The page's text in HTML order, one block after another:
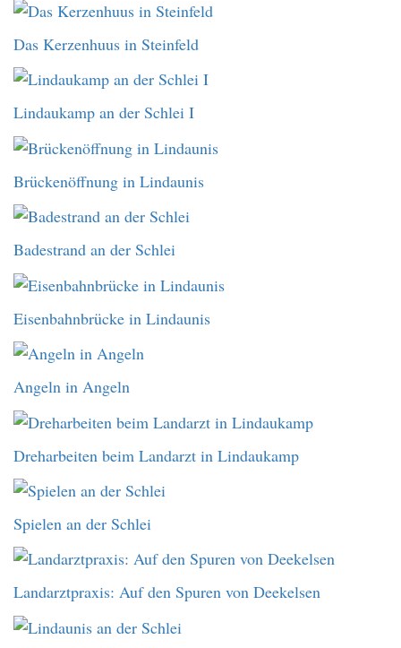
Das Kerzenhuus in Steinfeld
Lindaukamp an der Schlei I
Brückenöffnung in Lindaunis
Badestrand an der Schlei
Eisenbahnbrücke in Lindaunis
Angeln in Angeln
Dreharbeiten beim Landarzt in Lindaukamp
Spielen an der Schlei
Landarztpraxis: Auf den Spuren von Deekelsen